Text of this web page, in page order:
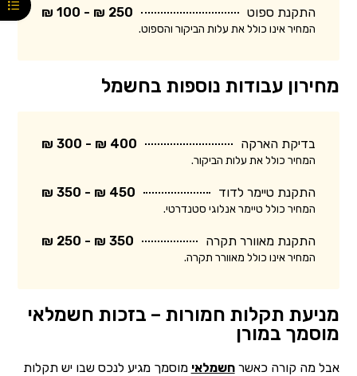
התקנת ספוט 250 ₪ - 100 ₪
המחיר אינו כולל את עלות הביקור והספוט.
מחירון עבודות נוספות בחשמל
בדיקת הארקה 400 ₪ - 300 ₪
המחיר כולל את עלות הביקור.
התקנת טיימר לדוד 450 ₪ - 350 ₪
המחיר כולל טיימר אנלוגי סטנדרטי.
התקנת מאוורר תקרה 350 ₪ - 250 ₪
המחיר אינו כולל מאוורר תקרה.
מניעת תקלות חמורות – בזכות חשמלאי
מוסמך במורן
אבל מה קורה כאשרחשמלאי מוסמך מגיע לנכס שבו יש תקלות